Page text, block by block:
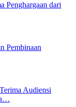
Penghargaan dari
Pembinaan
Audiensi